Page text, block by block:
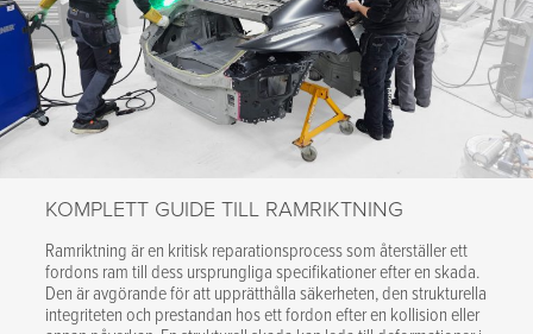
KOMPLETT GUIDE TILL RAMRIKTNING
Ramriktning är en kritisk reparationsprocess som återställer ett
fordons ram till dess ursprungliga specifikationer efter en skada.
Den är avgörande för att upprätthålla säkerheten, den strukturella
integriteten och prestandan hos ett fordon efter en kollision eller